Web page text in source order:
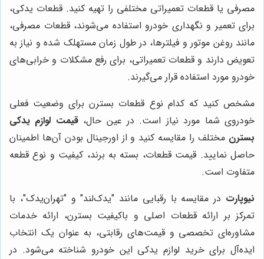
مصرفی یا قطعات تعمیراتی مختلفی را تهیه کنید. قطعات یدکی،
برای تعمیر و نگهداری خودرو استفاده می‌شوند، قطعات مصرفی،
مانند روغن موتور و فیلترها، در طول زمان مستهلک شده و نیاز به
تعویض دارند و قطعات تعمیراتی، برای رفع مشکلات و خرابی‌های
خودرو مورد استفاده قرار می‌گیرند.
مشخص کنید که کدام نوع قطعات بسترن برای وضعیت فعلی
خودروی شما مورد نیاز است. در عین حال،قیمت لوازم یدکی
بسترن مختلف را مقایسه کنید و از اورجینال بودن آن‌ها اطمینان
حاصل نمایید. قیمت قطعات، بسته به برند، کیفیت و نوع قطعه
متفاوت است.
نیوپارت در مقایسه با رقبایی مانند "یدک‌لند" و "تهران‌یدک"، با
تمرکز بر ارائه قطعات اصلی و باکیفیت بسترن، ارائه خدمات
مشاوره‌ای تخصصی و قیمت‌های رقابتی، به عنوان یک انتخاب
ایده‌آل برای خرید لوازم یدکی این خودرو شناخته می‌شود. در